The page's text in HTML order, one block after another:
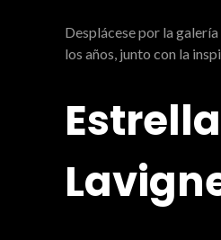
Desplácese por la
los años, junto con la